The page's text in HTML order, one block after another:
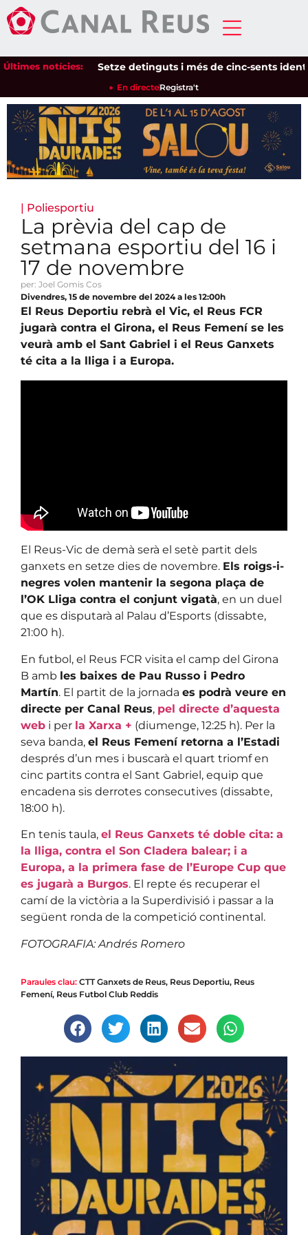
Últimes notícies:Setze detinguts i més de cinc-sents
En directeRegistra't
| Poliesportiu
La prèvia del cap de
setmana esportiu del 16 i
17 de novembre
per: Joel Gomis Cos
Divendres, 15 de novembre del 2024 a les 12:00h
El Reus Deportiu rebrà el Vic, el Reus FCR
jugarà contra el Girona, el Reus Femení se les
veurà amb el Sant Gabriel i el Reus Ganxets
té cita a la lliga i a Europa.
El Reus-Vic de demà serà el setè partit dels
ganxets en setze dies de novembre. Els roigs-i-
negres volen mantenir la segona plaça de
l’OK Lliga contra el conjunt vigatà, en un duel
que es disputarà al Palau d’Esports (dissabte,
21:00 h).
En futbol, el Reus FCR visita el camp del Girona
B amb les baixes de Pau Russo i Pedro
Martín. El partit de la jornada es podrà veure en
directe per Canal Reus, pel directe d’aquesta
web i per la Xarxa + (diumenge, 12:25 h). Per la
seva banda, el Reus Femení retorna a l’Estadi
després d’un mes i buscarà el quart triomf en
cinc partits contra el Sant Gabriel, equip que
encadena sis derrotes consecutives (dissabte,
18:00 h).
En tenis taula, el Reus Ganxets té doble cita: a
la lliga, contra el Son Cladera balear; i a
Europa, a la primera fase de l’Europe Cup que
es jugarà a Burgos. El repte és recuperar el
camí de la victòria a la Superdivisió i passar a la
següent ronda de la competició continental.
FOTOGRAFIA: Andrés Romero
Paraules clau: CTT Ganxets de Reus, Reus Deportiu, Reus
Femení, Reus Futbol Club Reddis